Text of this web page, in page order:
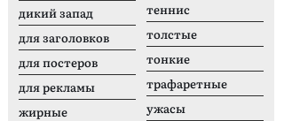
дикий запад
для заголовков
для постеров
для рекламы
жирные
теннис
толстые
тонкие
трафаретные
ужасы